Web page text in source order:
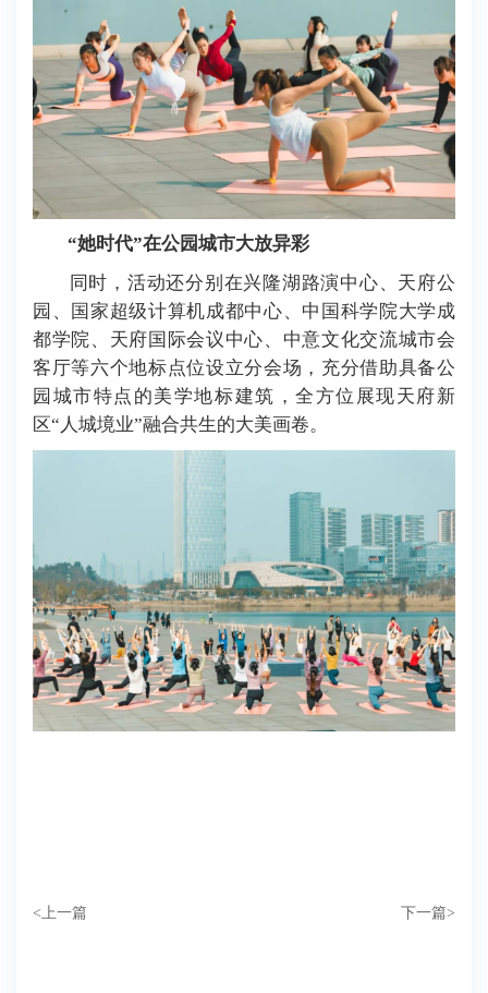
“她时代”在公园城市大放异彩
同时，活动还分别在兴隆湖路演中心、天府公
园、国家超级计算机成都中心、中国科学院大学成
都学院、天府国际会议中心、中意文化交流城市会
客厅等六个地标点位设立分会场，充分借助具备公
园城市特点的美学地标建筑，全方位展现天府新
区“人城境业”融合共生的大美画卷。
<上一篇 下一篇>